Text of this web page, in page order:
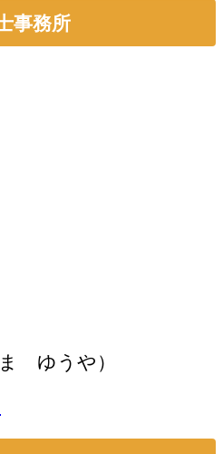
事務所
ゆうや）